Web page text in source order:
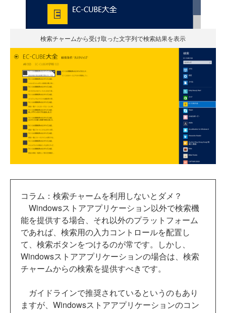
検索チャームから受け取った文字列で検索結果を表示
コラム：検索チャームを利用しないとダメ？
Windowsストアアプリケーション以外で検索機
能を提供する場合、それ以外のプラットフォーム
であれば、検索用の入力コントロールを配置し
て、検索ボタンをつけるのが常です。しかし、
Windowsストアアプリケーションの場合は、検索
チャームからの検索を提供すべきです。
ガイドラインで推奨されているというのもあり
ますが、Windowsストアアプリケーションのコン